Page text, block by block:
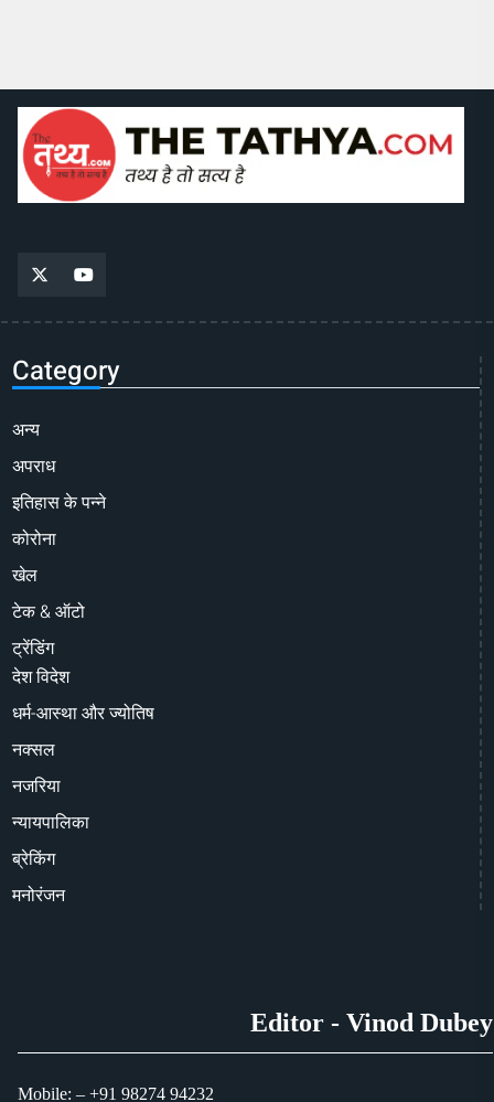
Category
अन्य
अपराध
इतिहास के पन्ने
कोरोना
खेल
टेक & ऑटो
ट्रेंडिंग
देश विदेश
धर्म-आस्था और ज्योतिष
नक्सल
नजरिया
न्यायपालिका
ब्रेकिंग
मनोरंजन
Editor - Vinod Dubey
Mobile: – +91 98274 94232